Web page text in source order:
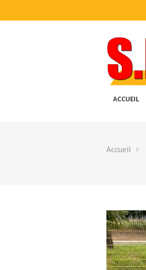
ACCUEIL
Accueil